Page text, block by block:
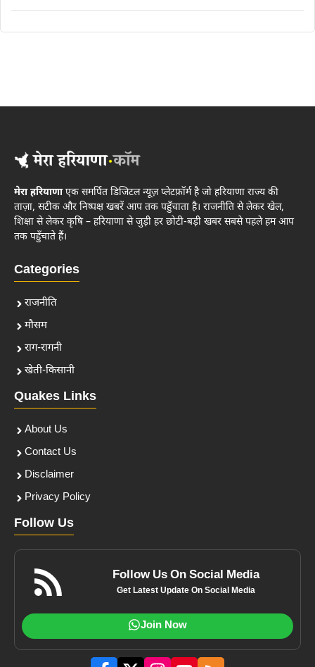
मेरा हरियाणाएक समर्पित डिजिटल न्यूज़ प्लेटफ़ॉर्म है जो हरियाणा राज्य की
ताज़ा, सटीक और निष्पक्ष खबरें आप तक पहुँचाता है। राजनीति से लेकर खेल,
शिक्षा से लेकर कृषि – हरियाणा से जुड़ी हर छोटी-बड़ी खबर सबसे पहले हम आप
तक पहुँचाते हैं।
Categories
राजनीति
मौसम
राग-रागनी
खेती-किसानी
Quakes Links
About Us
Contact Us
Disclaimer
Privacy Policy
Follow Us
Follow Us On Social Media
Get Latest Update On Social Media
Join Now